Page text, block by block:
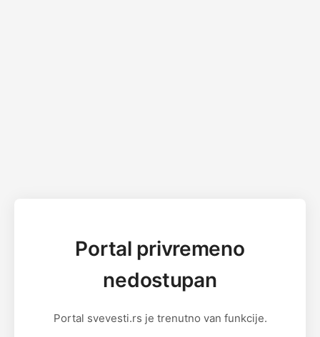
Portal privremeno
nedostupan
Portal svevesti.rs je trenutno van funkcije.